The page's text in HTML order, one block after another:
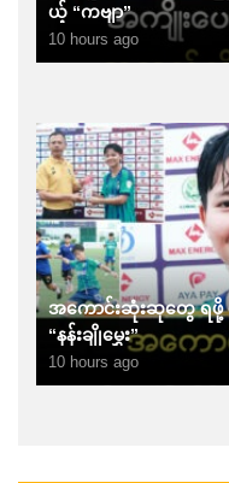
ယ့် “ကဗျာ”
10 hours ago
အကောင်းဆုံးဆုတွေ ရဖို့
“နန်းချိုမွှေး”
10 hours ago